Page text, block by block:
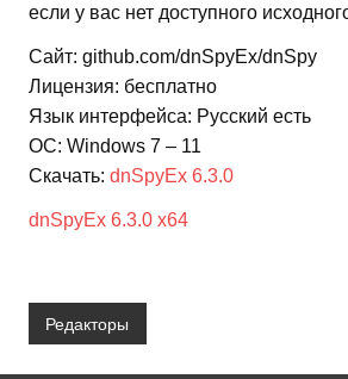
если у вас нет доступного
Сайт: github.com/dnSpyEx/dnSpy
Лицензия: бесплатно
Язык интерфейса: Русский есть
ОС: Windows 7 – 11
Скачать: dnSpyEx 6.3.0
dnSpyEx 6.3.0 x64
Редакторы